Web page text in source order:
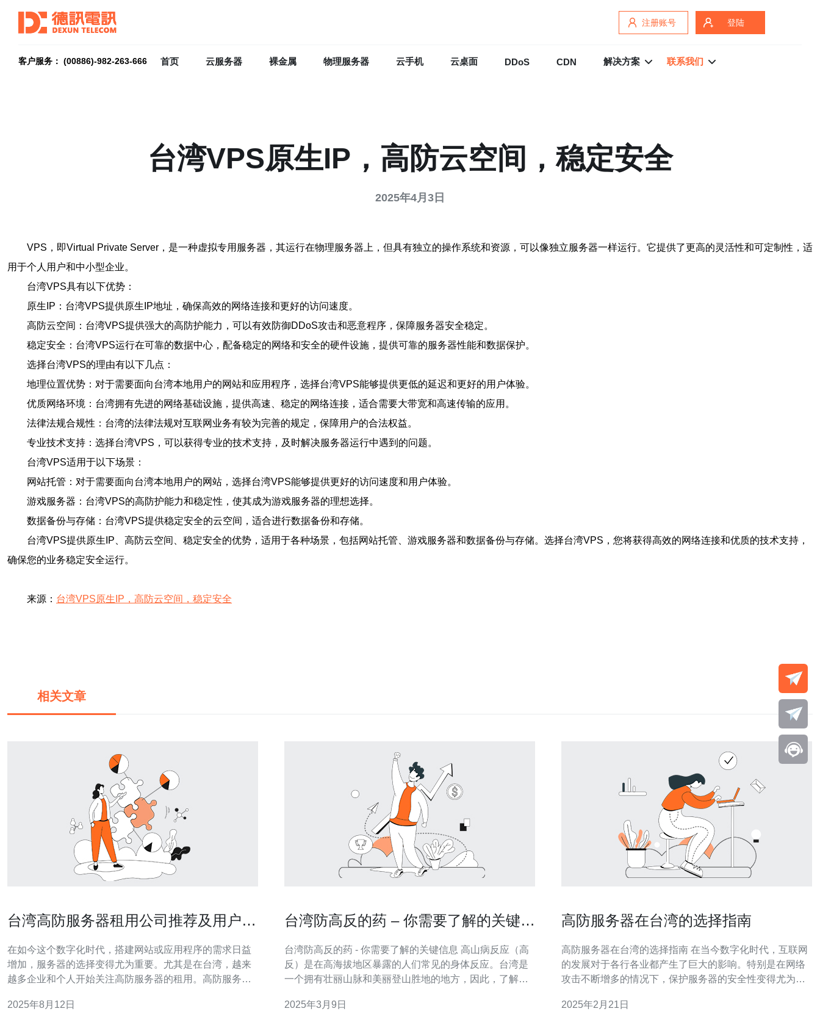
注册账号 登陆
客户服务： (00886)-982-263-666 首页 云服务器 裸金属 物理服务器 云手机 云桌面 DDoS CDN 解决方案 联系我们
台湾VPS原生IP，高防云空间，稳定安全
2025年4月3日
VPS，即Virtual Private Server，是一种虚拟专用服务器，其运行在物理服务器上，但具有独立的操作系统和资源，可以像独立服务器一样运行。它提供了更高的灵活性和可定制性，适
用于个人用户和中小型企业。
台湾VPS具有以下优势：
原生IP：台湾VPS提供原生IP地址，确保高效的网络连接和更好的访问速度。
高防云空间：台湾VPS提供强大的高防护能力，可以有效防御DDoS攻击和恶意程序，保障服务器安全稳定。
稳定安全：台湾VPS运行在可靠的数据中心，配备稳定的网络和安全的硬件设施，提供可靠的服务器性能和数据保护。
选择台湾VPS的理由有以下几点：
地理位置优势：对于需要面向台湾本地用户的网站和应用程序，选择台湾VPS能够提供更低的延迟和更好的用户体验。
优质网络环境：台湾拥有先进的网络基础设施，提供高速、稳定的网络连接，适合需要大带宽和高速传输的应用。
法律法规合规性：台湾的法律法规对互联网业务有较为完善的规定，保障用户的合法权益。
专业技术支持：选择台湾VPS，可以获得专业的技术支持，及时解决服务器运行中遇到的问题。
台湾VPS适用于以下场景：
网站托管：对于需要面向台湾本地用户的网站，选择台湾VPS能够提供更好的访问速度和用户体验。
游戏服务器：台湾VPS的高防护能力和稳定性，使其成为游戏服务器的理想选择。
数据备份与存储：台湾VPS提供稳定安全的云空间，适合进行数据备份和存储。
台湾VPS提供原生IP、高防云空间、稳定安全的优势，适用于各种场景，包括网站托管、游戏服务器和数据备份与存储。选择台湾VPS，您将获得高效的网络连接和优质的技术支持，
确保您的业务稳定安全运行。
来源： 台湾VPS原生IP，高防云空间，稳定安全
相关文章
台湾高防服务器租用公司推荐及用户评
在如今这个数字化时代，搭建网站或应用程序的需求日益
增加，服务器的选择变得尤为重要。尤其是在台湾，越来
越多企业和个人开始关注高防服务器的租用。高防服务器
行，确保用户的访问体验。本文将为您推荐几家台湾高防
2025年8月12日
台湾防高反的药 – 你需要了解的关键信
台湾防高反的药 - 你需要了解的关键信息 高山病反应（高
反）是在高海拔地区暴露的人们常见的身体反应。台湾是
一个拥有壮丽山脉和美丽登山胜地的地方，因此，了解如
心、呕吐、胸闷、乏力、失眠等。如果不及时处理，高反
2025年3月9日
高防服务器在台湾的选择指南
高防服务器在台湾的选择指南 在当今数字化时代，互联网
的发展对于各行各业都产生了巨大的影响。特别是在网络
攻击不断增多的情况下，保护服务器的安全性变得尤为重
服务器受到攻击的风险。本文将为您介绍在台湾选择高防
2025年2月21日